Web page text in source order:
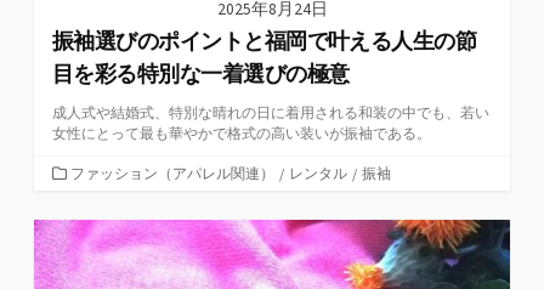
2025年8月24日
振袖選びのポイントと福岡で叶える人生の節
目を彩る特別な一着選びの極意
成人式や結婚式、特別な晴れの日に着用される和装の中でも、若い
女性にとって最も華やかで格式の高い装いが振袖である。
カ
ゴ
リ
ー
ファッション（アパレル関連） / レンタル / 振袖